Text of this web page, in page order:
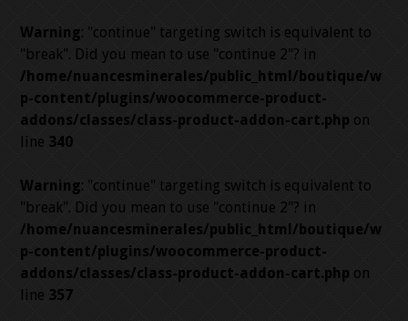
Warning: "continue" targeting switch is equivalent to
"break". Did you mean to use "continue 2"? in
/home/nuancesminerales/public_html/boutique/w
p-content/plugins/woocommerce-product-
addons/classes/class-product-addon-cart.php on
line 340
Warning: "continue" targeting switch is equivalent to
"break". Did you mean to use "continue 2"? in
/home/nuancesminerales/public_html/boutique/w
p-content/plugins/woocommerce-product-
addons/classes/class-product-addon-cart.php on
line 357